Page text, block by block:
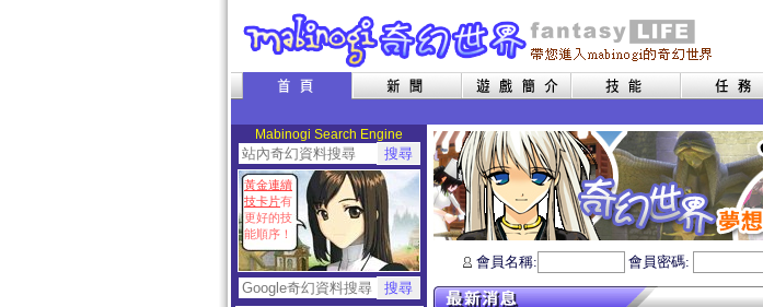
Mabinogi Search Engine
黃金連續
技卡片有
更好的技
能順序！
會員名稱: 會員密碼: